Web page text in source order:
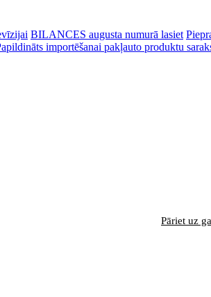
BILANCES augusta numurā lasiet
importēšanai pakļauto produktu
Pāriet uz